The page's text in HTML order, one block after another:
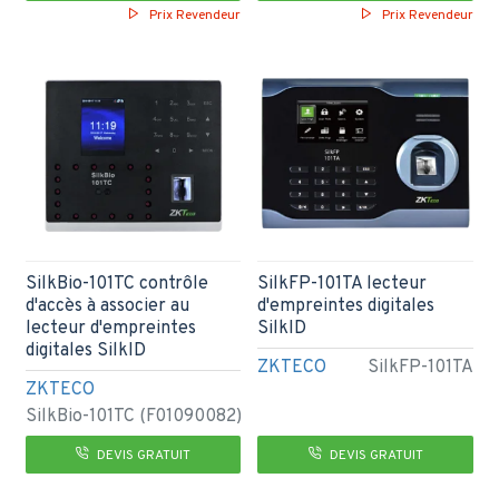
Prix Revendeur
Prix Revendeur
ZKTECO
SilkBio-101TC (F01090082)
SilkBio-101TC contrôle
d'accès à associer au
lecteur d'empreintes
digitales SilkID
DEVIS GRATUIT
ZKTECO SilkFP-101TA
SilkFP-101TA lecteur
d'empreintes digitales
SilkID
DEVIS GRATUIT